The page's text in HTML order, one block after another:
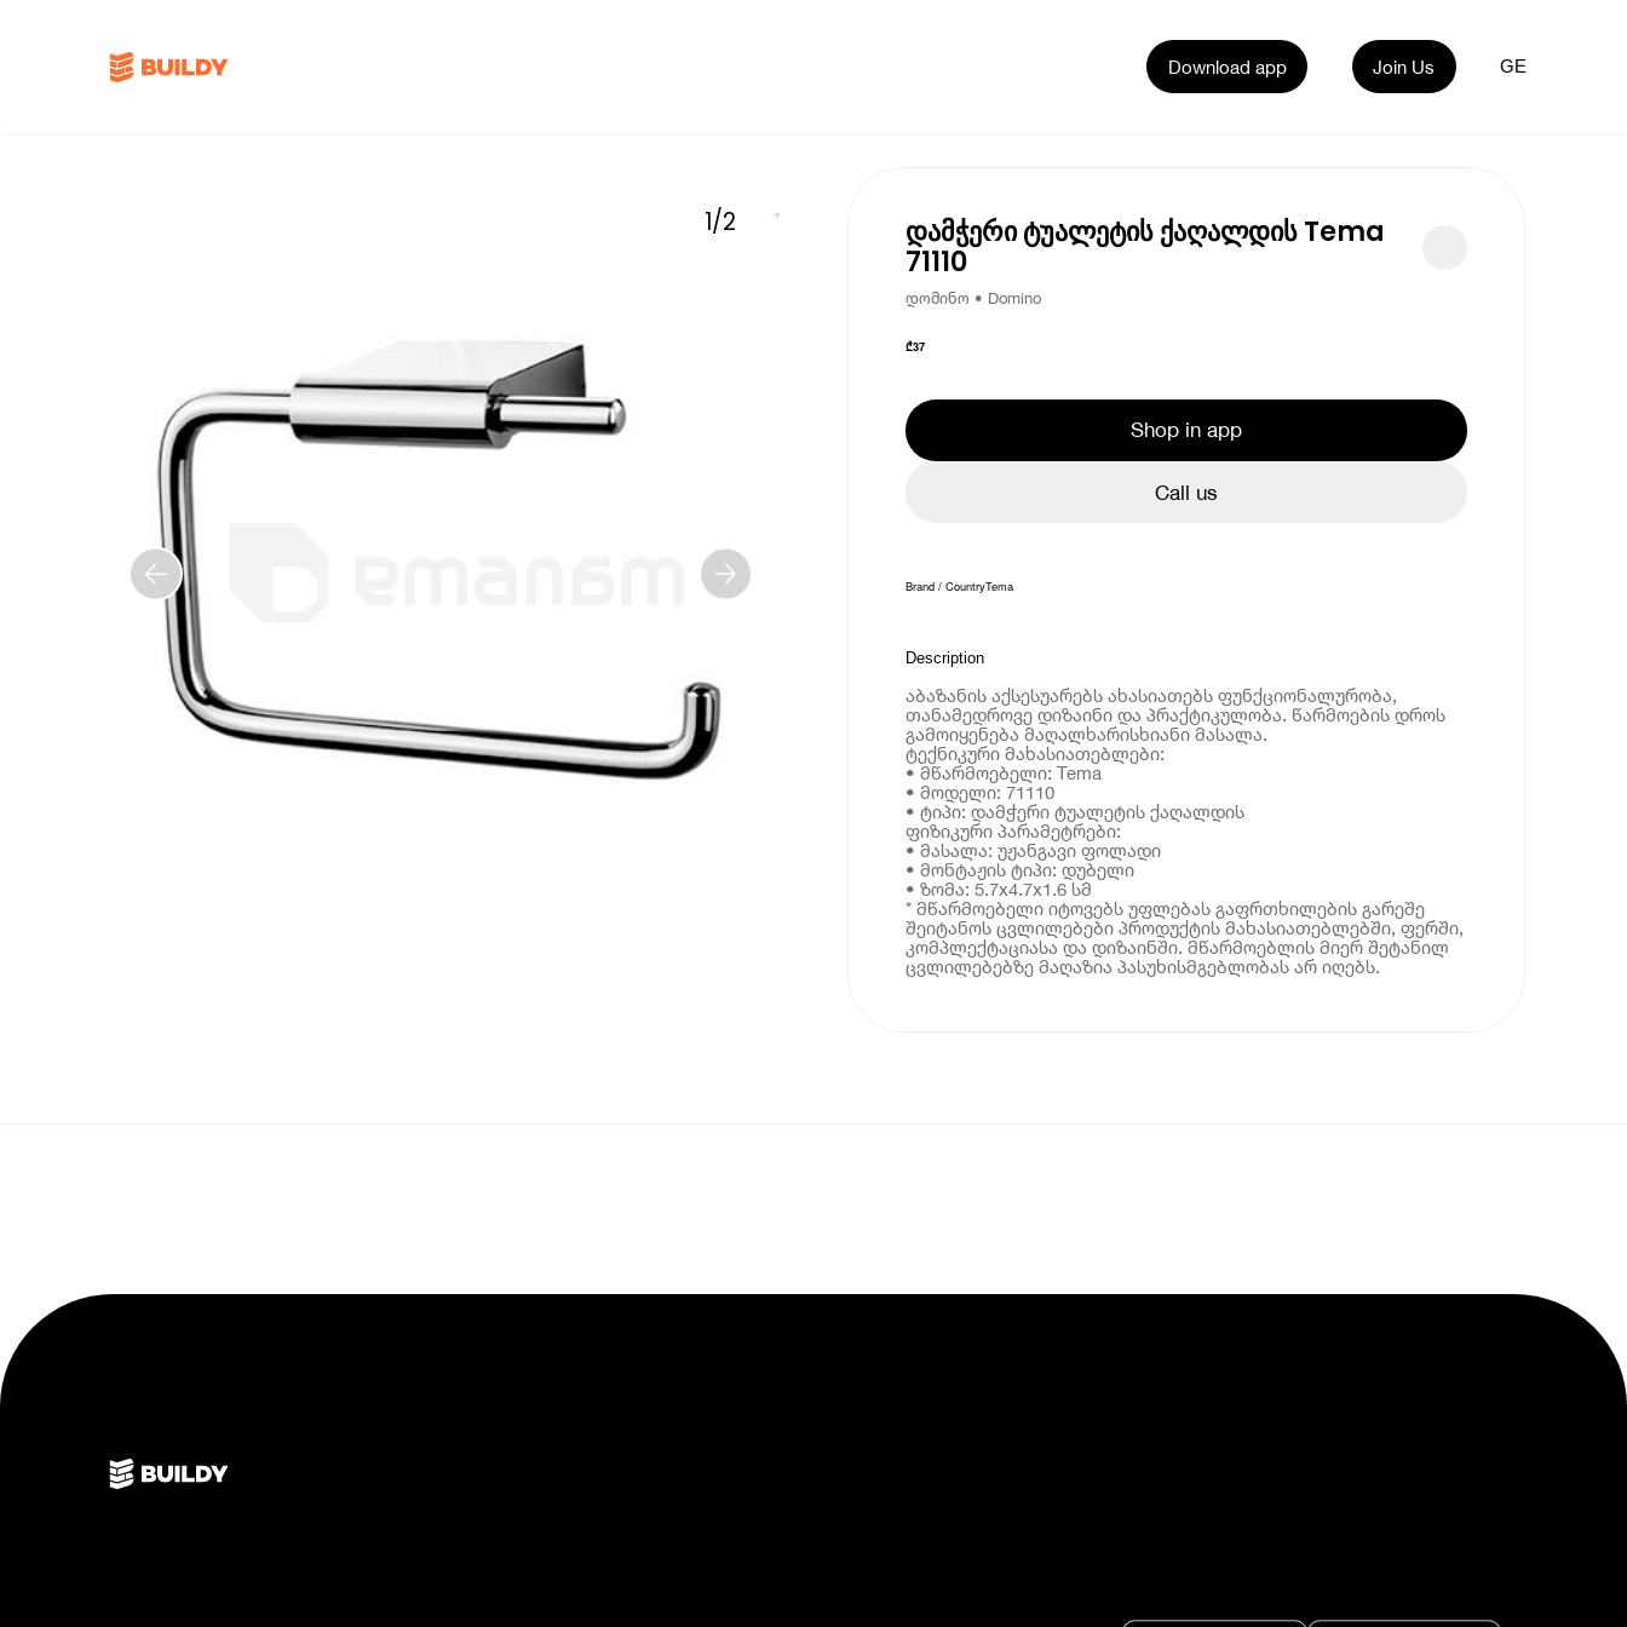
Download app Join Us GE
1/2 დამჭერი ტუალეტის ქაღალდის Tema
71110
დომინო • Domino
₾37
Shop in app
Call us
Brand / CountryTema
Description
აბაზანის აქსესუარებს ახასიათებს ფუნქციონალურობა,
თანამედროვე დიზაინი და პრაქტიკულობა. წარმოების დროს
გამოიყენება მაღალხარისხიანი მასალა.
ტექნიკური მახასიათებლები:
• მწარმოებელი: Tema
• მოდელი: 71110
• ტიპი: დამჭერი ტუალეტის ქაღალდის
ფიზიკური პარამეტრები:
• მასალა: უჟანგავი ფოლადი
• მონტაჟის ტიპი: დუბელი
• ზომა: 5.7x4.7x1.6 სმ
* მწარმოებელი იტოვებს უფლებას გაფრთხილების გარეშე
შეიტანოს ცვლილებები პროდუქტის მახასიათებლებში, ფერში,
კომპლექტაციასა და დიზაინში. მწარმოებლის მიერ შეტანილ
ცვლილებებზე მაღაზია პასუხისმგებლობას არ იღებს.